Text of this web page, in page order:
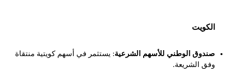
الكويت
صندوق الوطني للأسهم الشرعية: يستثمر في أسهم كويتية منتقاة
وفق الشريعة.